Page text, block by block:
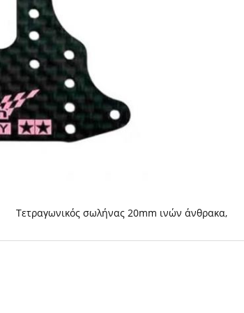
Τετραγωνικός σωλήνας 20mm ινών άνθρακα,